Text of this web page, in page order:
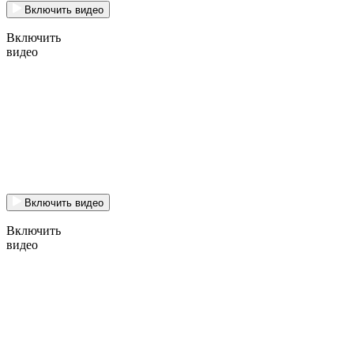
Включить видео
Включить
видео
Включить видео
Включить
видео